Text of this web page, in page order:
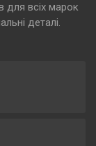
для всіх марок
деталі.